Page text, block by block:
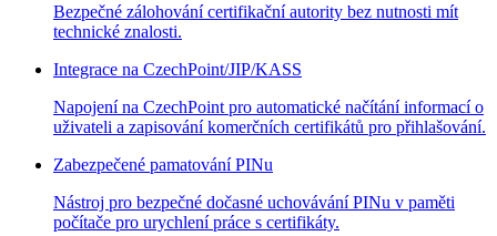
Bezpečné zálohování certifikační autority bez nutnosti mít
technické znalosti.
Integrace na CzechPoint/JIP/KASS
Napojení na CzechPoint pro automatické načítání informací o
uživateli a zapisování komerčních certifikátů pro přihlašování.
Zabezpečené pamatování PINu
Nástroj pro bezpečné dočasné uchovávání PINu v paměti
počítače pro urychlení práce s certifikáty.